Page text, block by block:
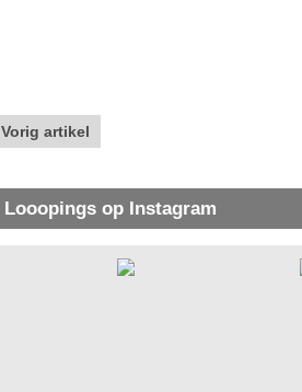
Vorig artikel
Looopings op Instagram